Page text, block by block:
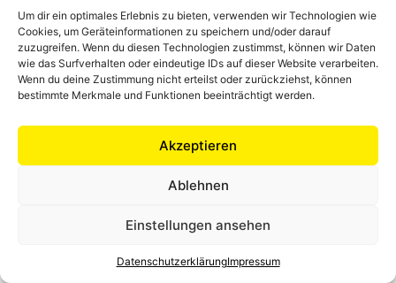
Um dir ein optimales Erlebnis zu bieten, verwenden wir Technologien wie
Cookies, um Geräteinformationen zu speichern und/oder darauf
zuzugreifen. Wenn du diesen Technologien zustimmst, können wir Daten
wie das Surfverhalten oder eindeutige IDs auf dieser Website verarbeiten.
Wenn du deine Zustimmung nicht erteilst oder zurückziehst, können
bestimmte Merkmale und Funktionen beeinträchtigt werden.
Akzeptieren
Ablehnen
Einstellungen ansehen
DatenschutzerklärungImpressum